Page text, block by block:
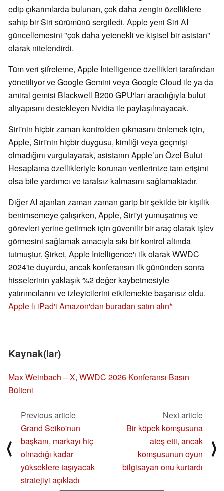
edip çıkarımlarda bulunan, çok daha zengin özelliklere
sahip bir Siri sürümünü sergiledi. Apple yeni Siri AI
güncellemesini "çok daha yetenekli ve kişisel bir asistan"
olarak nitelendirdi.
Tüm veri şifreleme, Apple Intelligence özellikleri tarafından
yönetiliyor ve Google Gemini veya Google Cloud ile ya da
amiral gemisi Blackwell B200 GPU'ları aracılığıyla bulut
altyapısını destekleyen Nvidia ile paylaşılmayacak.
Siri'nin hiçbir zaman kontrolden çıkmasını önlemek için,
Apple, Siri'nin hiçbir duygusu, kimliği veya geçmişi
olmadığını vurgulayarak, asistanın Apple’un Özel Bulut
Hesaplama özellikleriyle korunan verilerinize tam erişimi
olsa bile yardımcı ve tarafsız kalmasını sağlamaktadır.
Diğer AI ajanları zaman zaman garip bir şekilde bir kişilik
benimsemeye çalışırken, Apple, Siri'yi yumuşatmış ve
görevleri yerine getirmek için güvenilir bir araç olarak işlev
görmesini sağlamak amacıyla sıkı bir kontrol altında
tutmuştur. Şirket, Apple Intelligence'ı ilk olarak WWDC
2024'te duyurdu, ancak konferansın ilk gününden sonra
hisselerinin yaklaşık %2 değer kaybetmesiyle
yatırımcılarını ve izleyicilerini etkilemekte başarısız oldu.
Apple lı iPad'i Amazon'dan buradan satın alın
Kaynak(lar)
Max Weinbach – X, WWDC 2026 Konferansı Basın
Bülteni
⟨
Previous article
Grand Seiko'nun
başkanı, markayı hiç
olmadığı kadar
yükseklere taşıyacak
stratejiyi açıkladı
Next article
Bir köpek komşusuna
ateş etti, ancak
komşusunun oyun
bilgisayarı onu kurtardı
⟩